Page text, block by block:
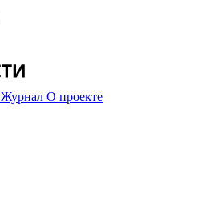
Журнал О проекте